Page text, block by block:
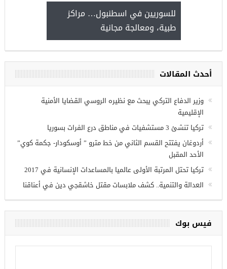
مجموعة فرص عمل للسوريين في
أحدث المقالات
وزير الدفاع التركي يبحث مع نظيره الروسي القضايا الأمنية
الإقليمية
تركيا تنشئ 3 مستشفيات في مناطق درع الفرات بسوريا
أردوغان يفتتح القسم الثاني من خط مترو ” أوسكودار- جكمة كوي”
الأحد المقبل
العدالة والتنمية.. كشف ملابسات مقتل خاشقجي دين في أعناقنا